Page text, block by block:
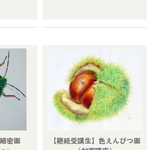
密画
【継続受講生】色えんぴつ画